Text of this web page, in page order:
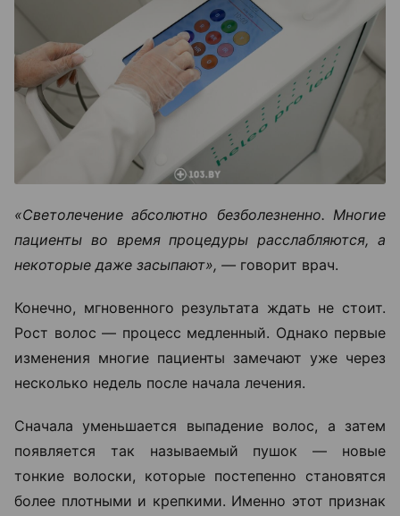
«Светолечение абсолютно безболезненно. Многие
пациенты во время процедуры расслабляются, а
некоторые даже засыпают», — говорит врач.
Конечно, мгновенного результата ждать не стоит.
Рост волос — процесс медленный. Однако первые
изменения многие пациенты замечают уже через
несколько недель после начала лечения.
Сначала уменьшается выпадение волос, а затем
появляется так называемый пушок — новые
тонкие волоски, которые постепенно становятся
более плотными и крепкими. Именно этот признак